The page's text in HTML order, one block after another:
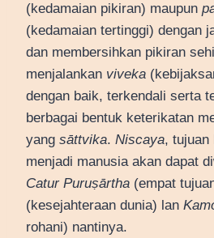
(kedamaian pikiran) maupun
(kedamaian tertinggi) dengan
dan membersihkan pikiran
menjalankan viveka
dengan baik, terkendali serta
berbagai bentuk keterikatan
yang sāttvika. Niscaya, tujuan
menjadi manusia akan dapat
Catur Puruṣārtha (empat
(kesejahteraan dunia) lan
rohani) nantinya.